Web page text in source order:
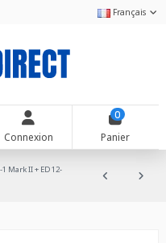
Français
Connexion
0
Panier
Mark II + ED 12-